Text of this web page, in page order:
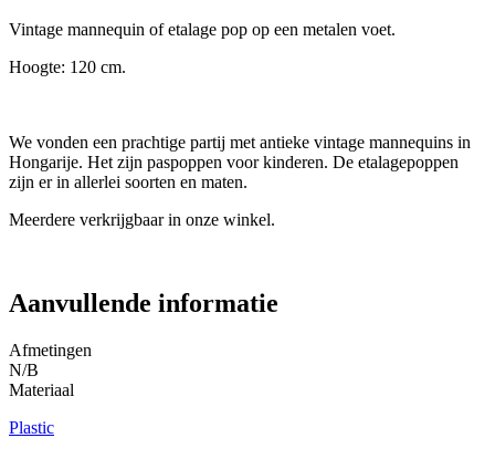
Vintage mannequin of etalage pop op een metalen voet.
Hoogte: 120 cm.
We vonden een prachtige partij met antieke vintage mannequins in
Hongarije. Het zijn paspoppen voor kinderen. De etalagepoppen
zijn er in allerlei soorten en maten.
Meerdere verkrijgbaar in onze winkel.
Aanvullende informatie
Afmetingen
N/B
Materiaal
Plastic